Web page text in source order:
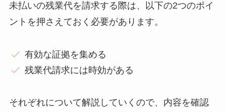
未払いの残業代を請求する際は、以下の2つのポイ
ントを押さえておく必要があります。
有効な証拠を集める
残業代請求には時効がある
それぞれについて解説していくので、内容を確認